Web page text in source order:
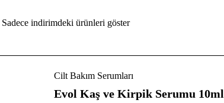
Sadece indirimdeki ürünleri göster
Cilt Bakım Serumları
Evol Kaş ve Kirpik Serumu 10ml